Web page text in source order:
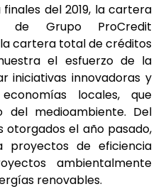
del 2019, la cartera
de Grupo ProCredit
cartera total de créditos
el esfuerzo de la
iniciativas innovadoras y
locales, que
del medioambiente. Del
el año pasado,
proyectos de eficiencia
ambientalmente
renovables.